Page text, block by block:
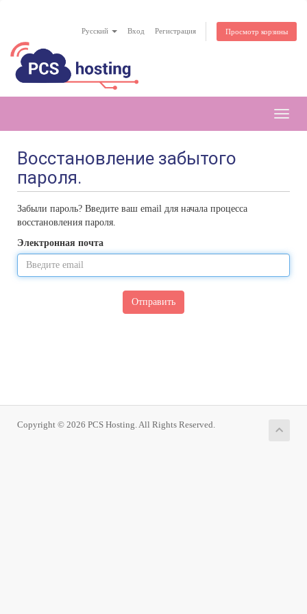
Русский Вход Регистрация Просмотр корзины
Восстановление забытого
пароля.
Забыли пароль? Введите ваш email для начала процесса
восстановления пароля.
Электронная почта
Отправить
Copyright © 2026 PCS Hosting. All Rights Reserved.